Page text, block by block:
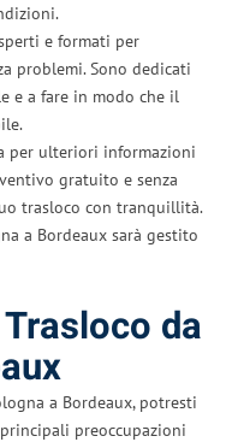
e formati per
problemi. Sono dedicati
e a fare in modo che il
per ulteriori informazioni
gratuito e senza
trasloco con tranquillità.
a Bordeaux sarà gestito
da
a Bordeaux, potresti
preoccupazioni